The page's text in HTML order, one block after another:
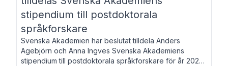
stipendium till postdoktorala
språkforskare
Svenska Akademien har beslutat tilldela Anders
Agebjörn och Anna Ingves Svenska Akademiens
stipendium till postdoktorala språkforskare för år 2026.